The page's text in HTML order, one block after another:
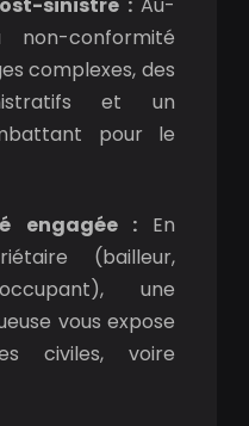
conformité
complexes, des
et un
pour le
engagée :En
(bailleur,
une
vous expose
civiles, voire